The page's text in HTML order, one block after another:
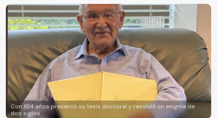
Con 104 años presentó su tesis doctoral y resolvió un enigma de
dos siglos